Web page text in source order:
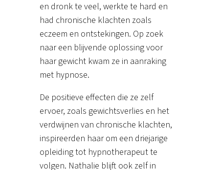
en dronk te veel, werkte te hard en
had chronische klachten zoals
eczeem en ontstekingen. Op zoek
naar een blijvende oplossing voor
haar gewicht kwam ze in aanraking
met hypnose.
De positieve effecten die ze zelf
ervoer, zoals gewichtsverlies en het
verdwijnen van chronische klachten,
inspireerden haar om een driejarige
opleiding tot hypnotherapeut te
volgen. Nathalie blijft ook zelf in